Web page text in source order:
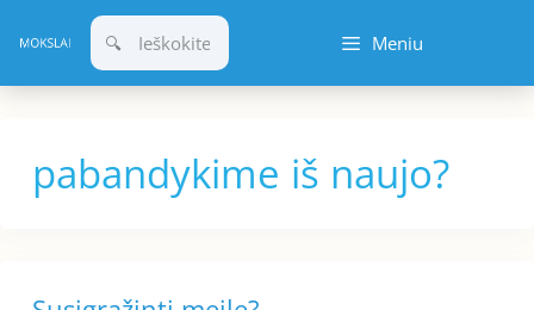
prie
turinio
Meniu
pabandykime iš naujo?